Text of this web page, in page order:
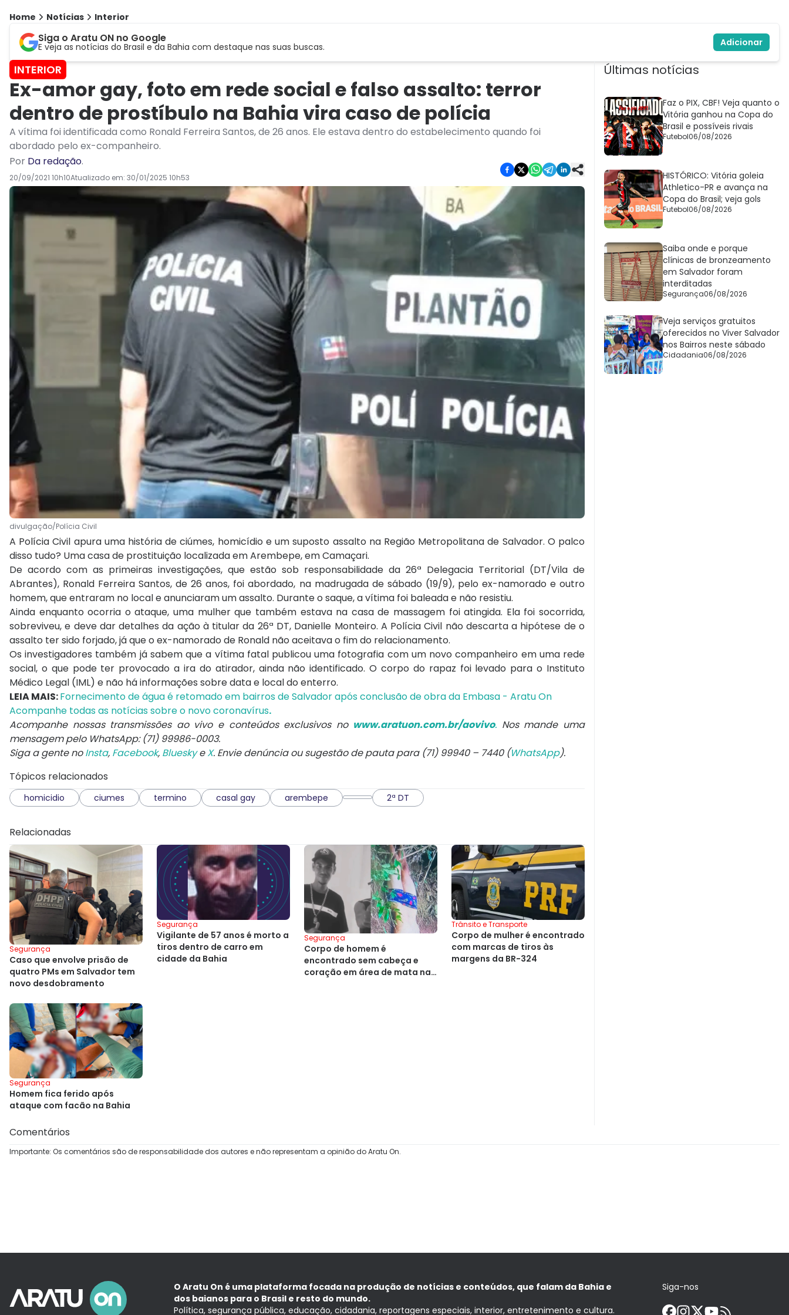
Home Notícias Interior
Siga o Aratu ON no Google
E veja as notícias do Brasil e da Bahia com destaque nas suas buscas. Adicionar
INTERIOR
Ex-amor gay, foto em rede social e falso assalto: terror
dentro de prostíbulo na Bahia vira caso de polícia
A vítima foi identificada como Ronald Ferreira Santos, de 26 anos. Ele estava dentro do estabelecimento quando foi
abordado pelo ex-companheiro.
Por Da redação.
20/09/2021 10h10Atualizado em: 30/01/2025 10h53
divulgação/Polícia Civil
A Polícia Civil apura uma história de ciúmes, homicídio e um suposto assalto na Região Metropolitana de Salvador. O palco
disso tudo? Uma casa de prostituição localizada em Arembepe, em Camaçari.
De acordo com as primeiras investigações, que estão sob responsabilidade da 26ª Delegacia Territorial (DT/Vila de
Abrantes), Ronald Ferreira Santos, de 26 anos, foi abordado, na madrugada de sábado (19/9), pelo ex-namorado e outro
homem, que entraram no local e anunciaram um assalto. Durante o saque, a vítima foi baleada e não resistiu.
Ainda enquanto ocorria o ataque, uma mulher que também estava na casa de massagem foi atingida. Ela foi socorrida,
sobreviveu, e deve dar detalhes da ação à titular da 26ª DT, Danielle Monteiro. A Polícia Civil não descarta a hipótese de o
assalto ter sido forjado, já que o ex-namorado de Ronald não aceitava o fim do relacionamento.
Os investigadores também já sabem que a vítima fatal publicou uma fotografia com um novo companheiro em uma rede
social, o que pode ter provocado a ira do atirador, ainda não identificado. O corpo do rapaz foi levado para o Instituto
Médico Legal (IML) e não há informações sobre data e local do enterro.
LEIA MAIS:Fornecimento de água é retomado em bairros de Salvador após conclusão de obra da Embasa - Aratu On
Acompanhe todas as notícias sobre o novo coronavírus.
Acompanhe nossas transmissões ao vivo e conteúdos exclusivos no www.aratuon.com.br/aovivo. Nos mande uma
mensagem pelo WhatsApp: (71) 99986-0003.
Siga a gente noInsta, Facebook, BlueskyeX. Envie denúncia ou sugestão de pauta para (71) 99940 – 7440 (WhatsApp).
Tópicos relacionados
homicidio ciumes termino casal gay arembepe 2ª DT
Relacionadas
Segurança
Caso que envolve prisão de
quatro PMs em Salvador tem
novo desdobramento
Segurança
Vigilante de 57 anos é morto a
tiros dentro de carro em
cidade da Bahia
Segurança
Corpo de homem é
encontrado sem cabeça e
coração em área de mata na
Trânsito e Transporte
Corpo de mulher é encontrado
com marcas de tiros às
margens da BR-324
Segurança
Homem fica ferido após
ataque com facão na Bahia
Últimas notícias
Faz o PIX, CBF! Veja quanto o
Vitória ganhou na Copa do
Brasil e possíveis rivais
Futebol06/08/2026
HISTÓRICO: Vitória goleia
Athletico-PR e avança na
Copa do Brasil; veja gols
Futebol06/08/2026
Saiba onde e porque
clínicas de bronzeamento
em Salvador foram
interditadas
Segurança06/08/2026
Veja serviços gratuitos
oferecidos no Viver Salvador
nos Bairros neste sábado
Cidadania06/08/2026
Comentários
Importante: Os comentários são de responsabilidade dos autores e não representam a opinião do Aratu On.
O Aratu On é uma plataforma focada na produção de notícias e conteúdos, que falam da Bahia e
dos baianos para o Brasil e resto do mundo.
Política, segurança pública, educação, cidadania, reportagens especiais, interior, entretenimento e cultura.
Siga-nos